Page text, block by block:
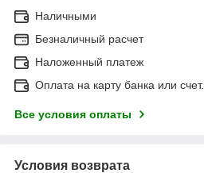
Наличными
Безналичный расчет
Наложенный платеж
Оплата на карту банка или счет.
Все условия оплаты
Условия возврата